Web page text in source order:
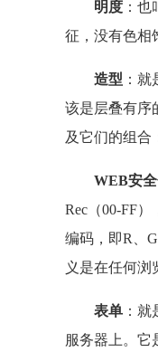
明度 ：
征，没有色相
造型 ：
该是层叠有序
及它们的组合
WEB安
Rec（00-FF
编码，即R、
义是在任何浏
表单 ：
服务器上。它